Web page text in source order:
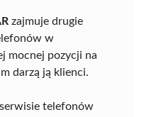
zajmuje drugie
w
mocnej pozycji na
darzą ją klienci.
telefonów